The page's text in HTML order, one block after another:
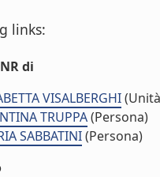
links:
di
VISALBERGHI
TRUPPA(Persona)
SABBATINI(Persona)